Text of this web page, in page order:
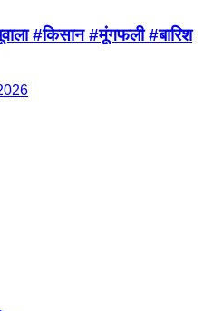
#किसान #मूंगफली #बारिश